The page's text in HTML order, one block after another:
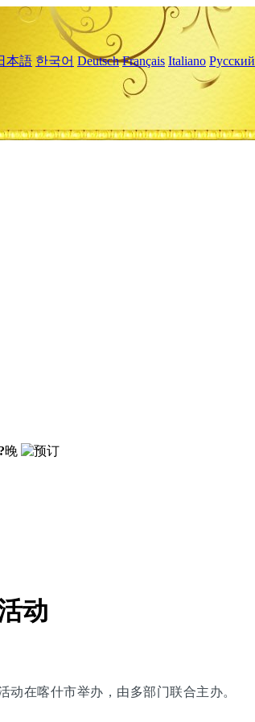
本語 한국어 Deutsch Français Italiano Русский
?晚
动
在喀什市举办，由多部门联合主办。